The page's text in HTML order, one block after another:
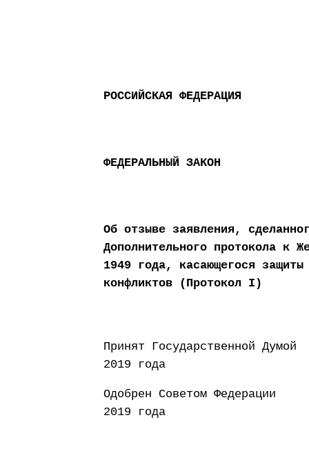
РОССИЙСКАЯ ФЕДЕРАЦИЯ
ФЕДЕРАЛЬНЫЙ ЗАКОН
Об отзыве заявления,
Дополнительного протокола к
1949 года, касающегося защиты
конфликтов (Протокол I)
Принят
2019 года
Одобрен
2019 года